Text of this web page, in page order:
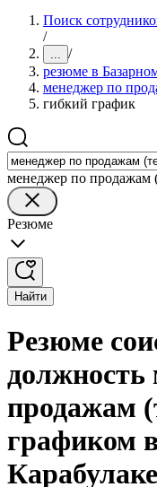
Поиск
/
... /
резюме в
менеджер по
гибкий график
менеджер по продажам
Резюме
Найти
Резюме
должность
продажам
графиком
Карабулаке